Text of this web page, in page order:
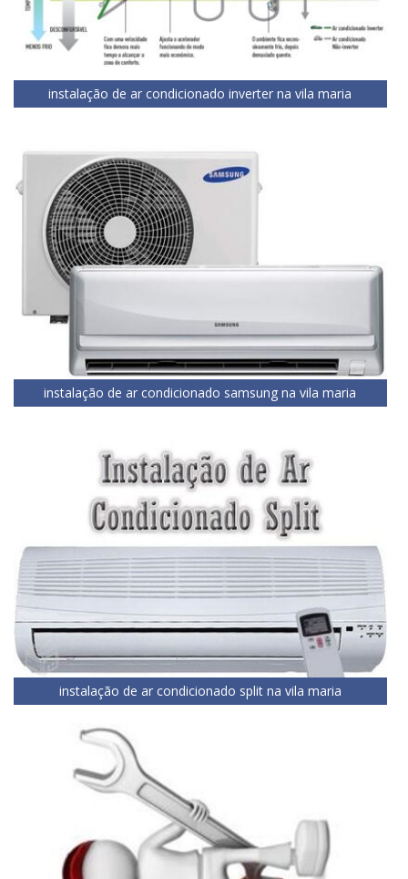
instalação de ar condicionado inverter na vila maria
instalação de ar condicionado samsung na vila maria
instalação de ar condicionado split na vila maria